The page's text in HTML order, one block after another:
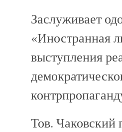
Заслуживает
«Иностранная
выступления
Тов. Чаковский